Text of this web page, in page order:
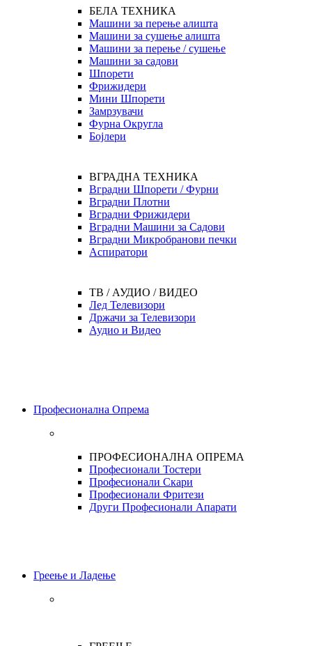
БЕЛА ТЕХНИКА
Машини за перење алишта
Машини за сушење алишта
Машини за перење / сушење
Машини за садови
Шпорети
Фрижидери
Мини Шпорети
Замрзувачи
Фурна Округла
Бојлери
ВГРАДНА ТЕХНИКА
Вградни Шпорети / Фурни
Вградни Плотни
Вградни Фрижидери
Вградни Машини за Садови
Вградни Микробранови печки
Аспиратори
ТВ / АУДИО / ВИДЕО
Лед Телевизори
Држачи за Телевизори
Аудио и Видео
Професионална Опрема
ПРОФЕСИОНАЛНА ОПРЕМА
Професионали Тостери
Професионали Скари
Професионали Фритези
Други Професионали Апарати
Греење и Ладење